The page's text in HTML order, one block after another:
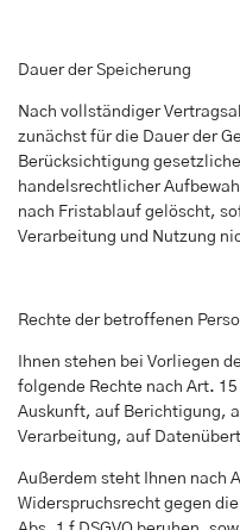
Dauer der Speicherung
Nach vollständiger
zunächst für die Dauer der
Berücksichtigung
handelsrechtlicher
nach Fristablauf gelöscht,
Verarbeitung und Nutzung
Rechte der betroffenen
Ihnen stehen bei Vorliegen
folgende Rechte nach Art. 15
Auskunft, auf Berichtigung,
Verarbeitung, auf
Außerdem steht Ihnen nach
Widerspruchsrecht gegen